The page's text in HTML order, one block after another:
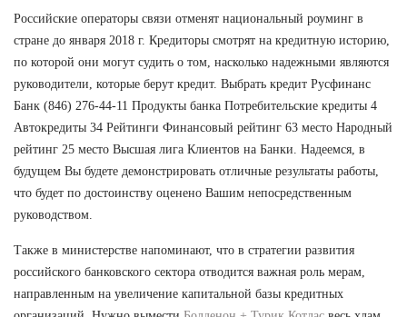
Российские операторы связи отменят национальный роуминг в
стране до января 2018 г. Кредиторы смотрят на кредитную историю,
по которой они могут судить о том, насколько надежными являются
руководители, которые берут кредит. Выбрать кредит Русфинанс
Банк (846) 276-44-11 Продукты банка Потребительские кредиты 4
Автокредиты 34 Рейтинги Финансовый рейтинг 63 место Народный
рейтинг 25 место Высшая лига Клиентов на Банки. Надеемся, в
будущем Вы будете демонстрировать отличные результаты работы,
что будет по достоинству оценено Вашим непосредственным
руководством.
Также в министерстве напоминают, что в стратегии развития
российского банковского сектора отводится важная роль мерам,
направленным на увеличение капитальной базы кредитных